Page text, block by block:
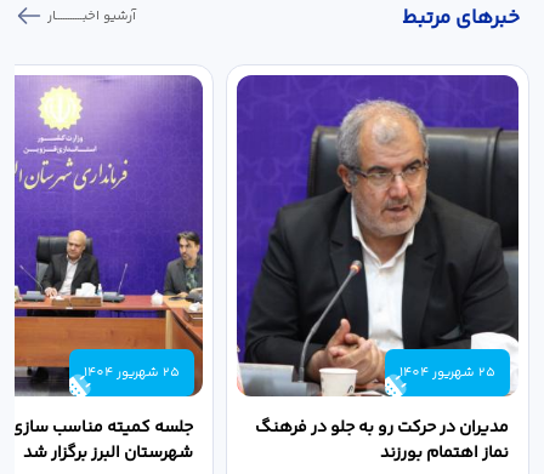
خبر‌های مرتبط آرشیو اخبـــــــــــار
25 شهریور 1404
مدیران در حرکت رو به جلو در فرهنگ
نماز اهتمام بورزند
25 شهریور 1404
جلسه کمیته مناسب سازی
شهرستان البرز برگزار شد